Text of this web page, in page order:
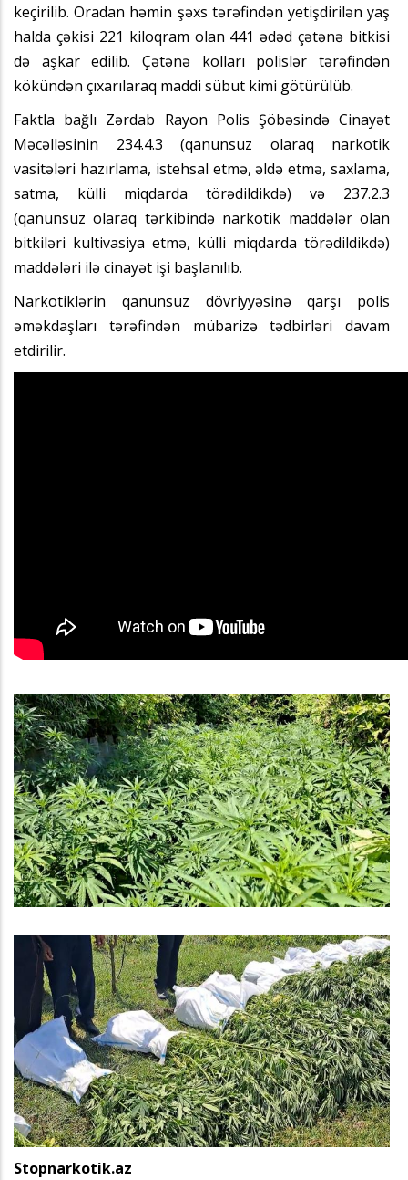
keçirilib. Oradan həmin şəxs tərəfindən yetişdirilən yaş
halda çəkisi 221 kiloqram olan 441 ədəd çətənə bitkisi
də aşkar edilib. Çətənə kolları polislər tərəfindən
kökündən çıxarılaraq maddi sübut kimi götürülüb.
Faktla bağlı Zərdab Rayon Polis Şöbəsində Cinayət
Məcəlləsinin 234.4.3 (qanunsuz olaraq narkotik
vasitələri hazırlama, istehsal etmə, əldə etmə, saxlama,
satma, külli miqdarda törədildikdə) və 237.2.3
(qanunsuz olaraq tərkibində narkotik maddələr olan
bitkiləri kultivasiya etmə, külli miqdarda törədildikdə)
maddələri ilə cinayət işi başlanılıb.
Narkotiklərin qanunsuz dövriyyəsinə qarşı polis
əməkdaşları tərəfindən mübarizə tədbirləri davam
etdirilir.
Stopnarkotik.az